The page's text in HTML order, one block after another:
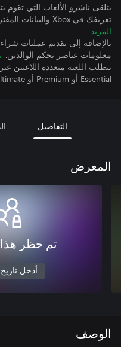
يتلقى ناشرو الألعاب التي
تعريفك في Xbox والبيانات المقترنة بينما تمارس الألعاب.
المزيد
بالإضافة إلى تقديم عمليات
معلومات عناصر تحكم الوالدين.
Essential أو Premium أو Ultimate (اشتراكات تُباع بشكل منفصل).
التفاصيل
المعرض
تم حظر
أدخل
الوصف